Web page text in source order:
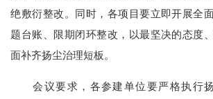
绝敷衍整改。同时，各项目要立即开展全
题台账、限期闭环整改，以最坚决的态度
面补齐扬尘治理短板。
会议要求 ， 各参建单位要严格执行